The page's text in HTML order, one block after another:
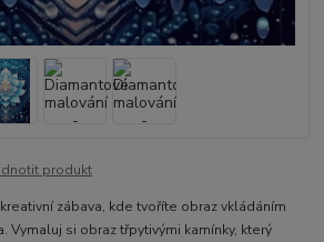
produkt
zábava, kde tvoříte obraz vkládáním
Vymaluj si obraz třpytivými kamínky, který